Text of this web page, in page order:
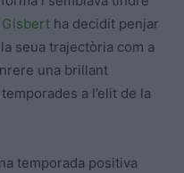
Gisbert ha decidit penjar
seua trajectòria com a
una brillant
a l’elit de la
temporada positiva